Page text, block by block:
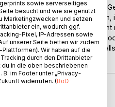
oder in einem ehemaligen
durch die Finger pfeifen
auf "... das kannst Du doch
Kurzzeit-Blues, hohem Fieber
cool Namen deutscher
sowie serverseitiges
besucht und wie sie genutzt
Marketingzwecken und setzen
ein, wodurch ggf.
Pixel, IP-Adressen sowie
unserer Seite betten wir zudem
Wir haben auf die
durch den Drittanbieter
in die oben beschriebenen
im Footer unter „Privacy-
widerrufen. (BoD-